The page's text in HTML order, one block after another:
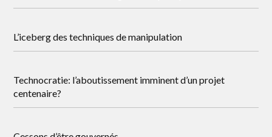
L’iceberg des techniques de manipulation
Technocratie: l’aboutissement imminent d’un projet
centenaire?